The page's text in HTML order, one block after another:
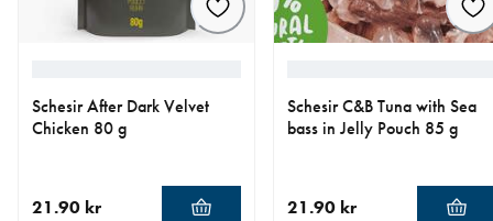
Schesir After Dark Velvet
Chicken 80 g
21.90 kr
Schesir C&B Tuna with Sea
bass in Jelly Pouch 85 g
21.90 kr